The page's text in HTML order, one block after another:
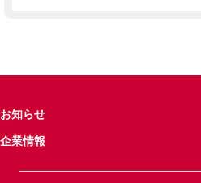
お知らせ
企業情報